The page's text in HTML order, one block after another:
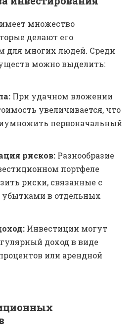
множество
делают его
для многих людей. Среди
можно выделить:
При удачном вложении
увеличивается, что
первоначальный
рисков: Разнообразие
портфеле
риски, связанные с
в отдельных
Инвестиции могут
доход в виде
или арендной